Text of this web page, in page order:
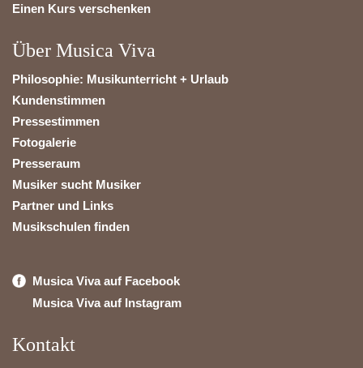
Einen Kurs verschenken
Über Musica Viva
Philosophie: Musikunterricht + Urlaub
Kundenstimmen
Pressestimmen
Fotogalerie
Presseraum
Musiker sucht Musiker
Partner und Links
Musikschulen finden
Musica Viva auf Facebook
Musica Viva auf Instagram
Kontakt